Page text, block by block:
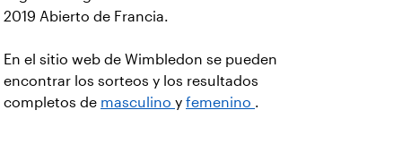
2019 Abierto de Francia.
En el sitio web de Wimbledon se pueden
encontrar los sorteos y los resultados
completos de masculino y femenino .